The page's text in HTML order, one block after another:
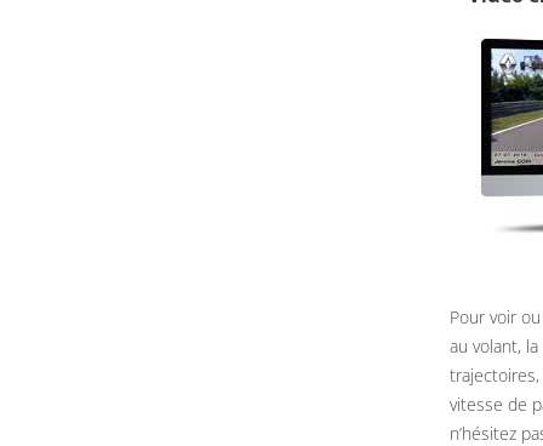
Pour voir
au volant,
vitesse de
n’hésitez